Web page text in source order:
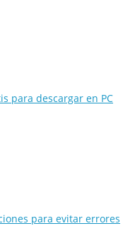
para descargar en PC
para evitar errores